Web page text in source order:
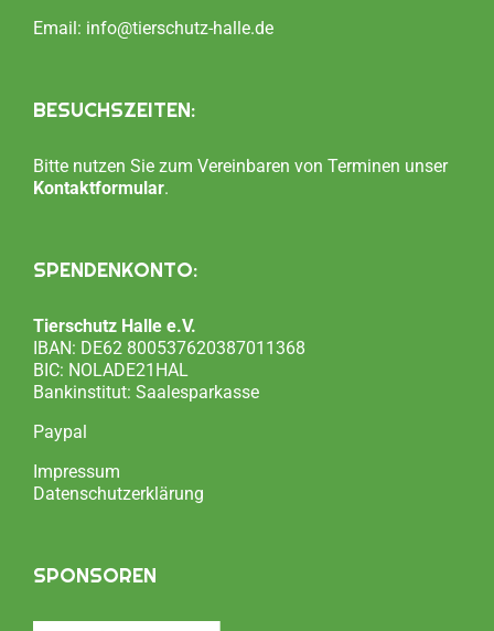
Email: info@tierschutz-halle.de
BESUCHSZEITEN:
Bitte nutzen Sie zum Vereinbaren von Terminen unser
Kontaktformular.
SPENDENKONTO:
Tierschutz Halle e.V.
IBAN: DE62 800537620387011368
BIC: NOLADE21HAL
Bankinstitut: Saalesparkasse
Paypal
Impressum
Datenschutzerklärung
SPONSOREN